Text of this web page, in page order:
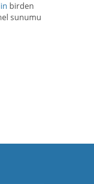
birden
sunumu